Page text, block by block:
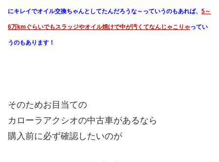
にキレイでオイル交換ちゃんとしてたんだろうな～っていうのもあれば、 5～
6万kmぐらいでもスラッジやオイル焼けで中が汚くてなんじゃこりゃってい
うのもあります！
そのためお目当ての
カローラアクシオの中古車があるなら
購入前に必ず確認したいのが